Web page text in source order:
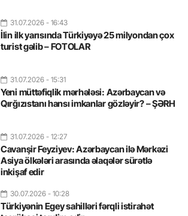
31.07.2026 - 16:43
İlin ilk yarısında Türkiyəyə 25 milyondan çox
turist gəlib – FOTOLAR
31.07.2026 - 15:31
Yeni müttəfiqlik mərhələsi: Azərbaycan və
Qırğızıstanı hansı imkanlar gözləyir? – ŞƏRH
31.07.2026 - 12:27
Cavanşir Feyziyev: Azərbaycan ilə Mərkəzi
Asiya ölkələri arasında əlaqələr sürətlə
inkişaf edir
30.07.2026 - 10:28
Türkiyənin Egey sahilləri fərqli istirahət